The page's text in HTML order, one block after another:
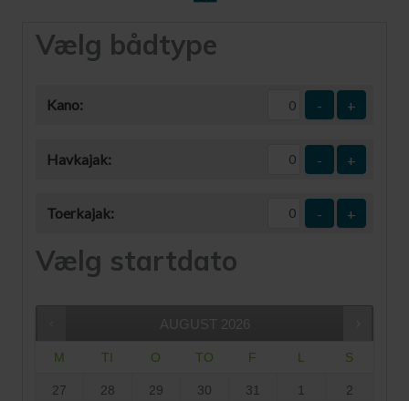
Vælg bådtype
Kano: - +
Havkajak: - +
Toerkajak: - +
Vælg startdato
AUGUST 2026
M TI O TO F L S
27 28 29 30 31 1 2